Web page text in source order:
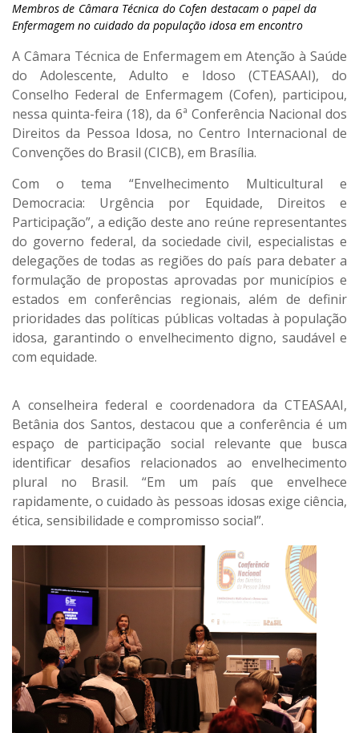
Membros de Câmara Técnica do Cofen destacam o papel da
Enfermagem no cuidado da população idosa em encontro
A Câmara Técnica de Enfermagem em Atenção à Saúde
do Adolescente, Adulto e Idoso (CTEASAAI), do
Conselho Federal de Enfermagem (Cofen), participou,
nessa quinta-feira (18), da 6ª Conferência Nacional dos
Direitos da Pessoa Idosa, no Centro Internacional de
Convenções do Brasil (CICB), em Brasília.
Com o tema “Envelhecimento Multicultural e
Democracia: Urgência por Equidade, Direitos e
Participação”, a edição deste ano reúne representantes
do governo federal, da sociedade civil, especialistas e
delegações de todas as regiões do país para debater a
formulação de propostas aprovadas por municípios e
estados em conferências regionais, além de definir
prioridades das políticas públicas voltadas à população
idosa, garantindo o envelhecimento digno, saudável e
com equidade.
A conselheira federal e coordenadora da CTEASAAI,
Betânia dos Santos, destacou que a conferência é um
espaço de participação social relevante que busca
identificar desafios relacionados ao envelhecimento
plural no Brasil. “Em um país que envelhece
rapidamente, o cuidado às pessoas idosas exige ciência,
ética, sensibilidade e compromisso social”.